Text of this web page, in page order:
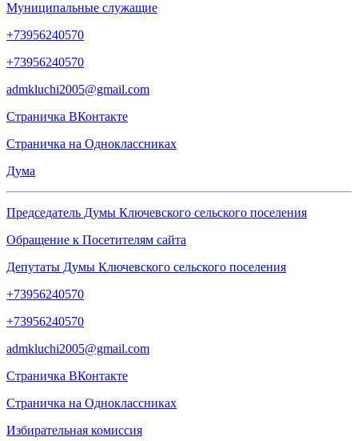
Муниципальные служащие
+73956240570
+73956240570
admkluchi2005@gmail.com
Страничка ВКонтакте
Страничка на Одноклассниках
Дума
Председатель Думы Ключевского сельского поселения
Обращение к Посетителям сайта
Депутаты Думы Ключевского сельского поселения
+73956240570
+73956240570
admkluchi2005@gmail.com
Страничка ВКонтакте
Страничка на Одноклассниках
Избирательная комиссия